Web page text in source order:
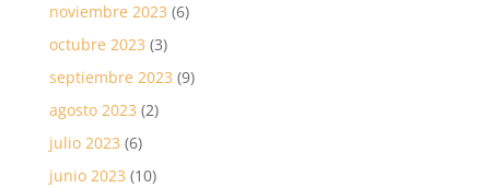
noviembre 2023 (6)
octubre 2023 (3)
septiembre 2023 (9)
agosto 2023 (2)
julio 2023 (6)
junio 2023 (10)